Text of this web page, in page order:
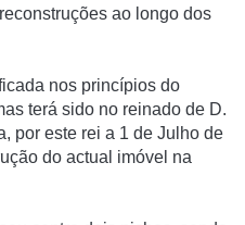
ao longo dos
nos princípios do
terá sido no reinado de D.
por este rei a 1 de Julho de
do actual imóvel na